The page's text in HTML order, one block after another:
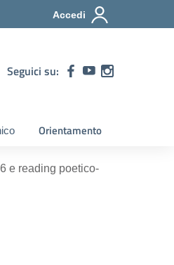
Accedi
Seguici su:
Orientamento
e reading poetico-